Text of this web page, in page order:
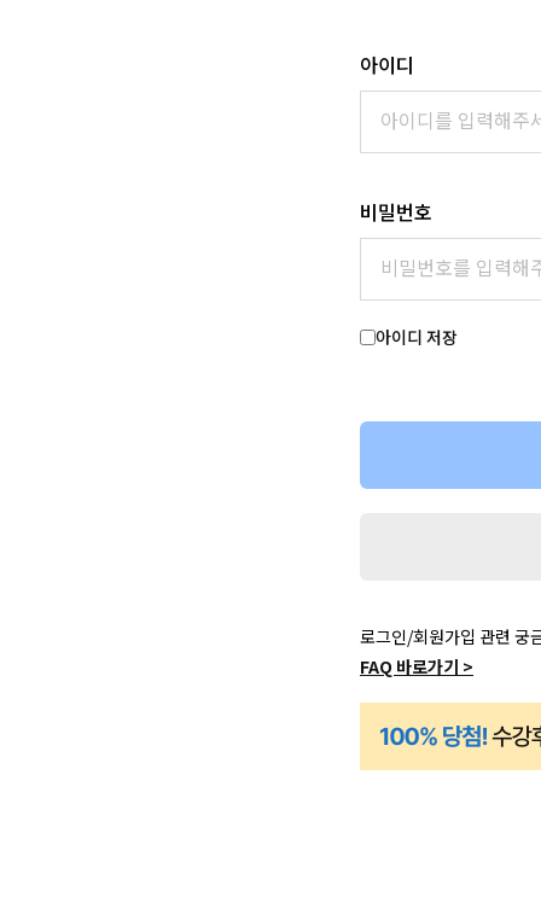
아이디
비밀번호
아이디 저장
로그인/회원가입 관련 궁
FAQ 바로가기 >